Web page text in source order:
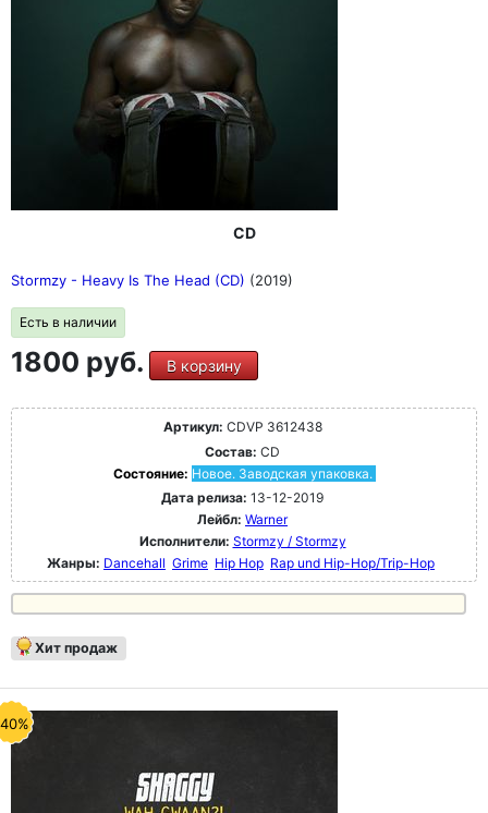
CD
Stormzy - Heavy Is The Head (CD) (2019)
Есть в наличии
1800 руб. В корзину
Артикул: CDVP 3612438
Состав: CD
Состояние: Новое. Заводская упаковка.
Дата релиза: 13-12-2019
Лейбл: Warner
Исполнители: Stormzy / Stormzy
Жанры: Dancehall Grime Hip Hop Rap und Hip-Hop/Trip-Hop
Хит продаж